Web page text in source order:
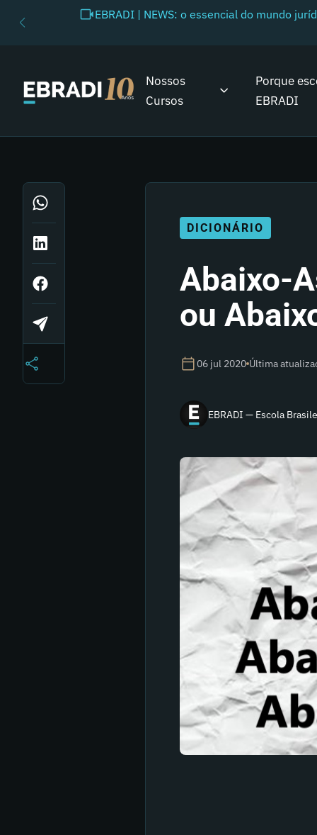
EBRADI | NEWS: o essencial do mundo
Nossos
Cursos
Porque
EBRADI
DICIONÁRIO
Abaixo-
ou
06 jul 2020 Última
EBRADI — Escola